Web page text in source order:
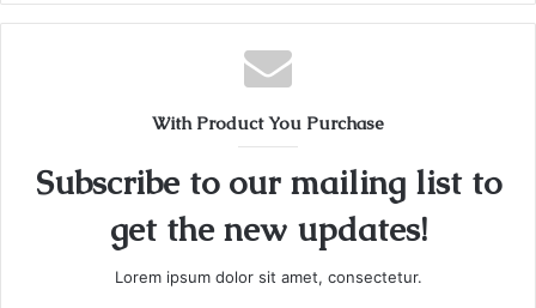
With Product You Purchase
Subscribe to our mailing list to
get the new updates!
Lorem ipsum dolor sit amet, consectetur.